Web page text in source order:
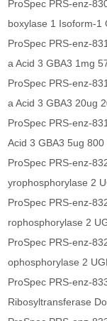
ProSpec PRS-enz-
boxylase 1 Isoform-1
ProSpec PRS-enz-
a Acid 3 GBA3 1mg
ProSpec PRS-enz-
a Acid 3 GBA3 20ug
ProSpec PRS-enz-
Acid 3 GBA3 5ug 800
ProSpec PRS-enz-
yrophosphorylase 2
ProSpec PRS-enz-
rophosphorylase 2
ProSpec PRS-enz-
ophosphorylase 2
ProSpec PRS-enz-
Ribosyltransferase